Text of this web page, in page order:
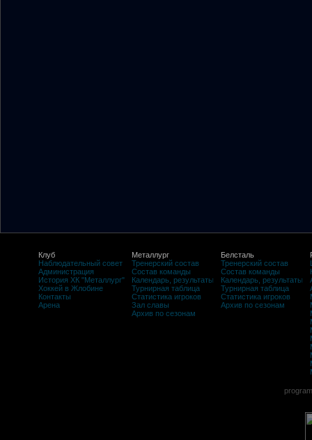
Клуб
Наблюдательный совет
Администрация
История ХК "Металлург"
Хоккей в Жлобине
Контакты
Арена
Металлург
Тренерский состав
Состав команды
Календарь, результаты
Турнирная таблица
Статистика игроков
Зал славы
Архив по сезонам
Белсталь
Тренерский состав
Состав команды
Календарь, результаты
Турнирная таблица
Статистика игроков
Архив по сезонам